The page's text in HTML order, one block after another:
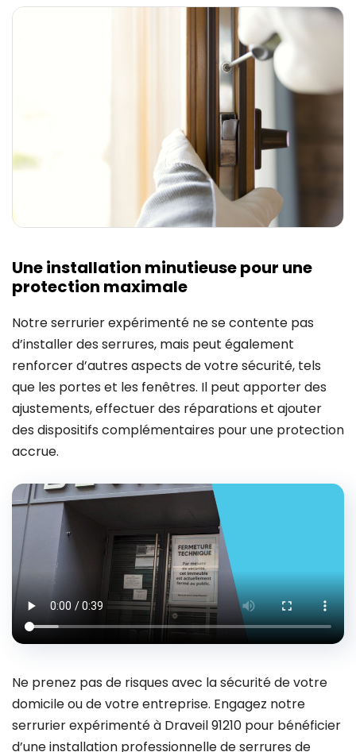
Une installation minutieuse pour une
protection maximale
Notre serrurier expérimenté ne se contente pas
d’installer des serrures, mais peut également
renforcer d’autres aspects de votre sécurité, tels
que les portes et les fenêtres. Il peut apporter des
ajustements, effectuer des réparations et ajouter
des dispositifs complémentaires pour une protection
accrue.
Ne prenez pas de risques avec la sécurité de votre
domicile ou de votre entreprise. Engagez notre
serrurier expérimenté à Draveil 91210 pour bénéficier
d’une installation professionnelle de serrures de